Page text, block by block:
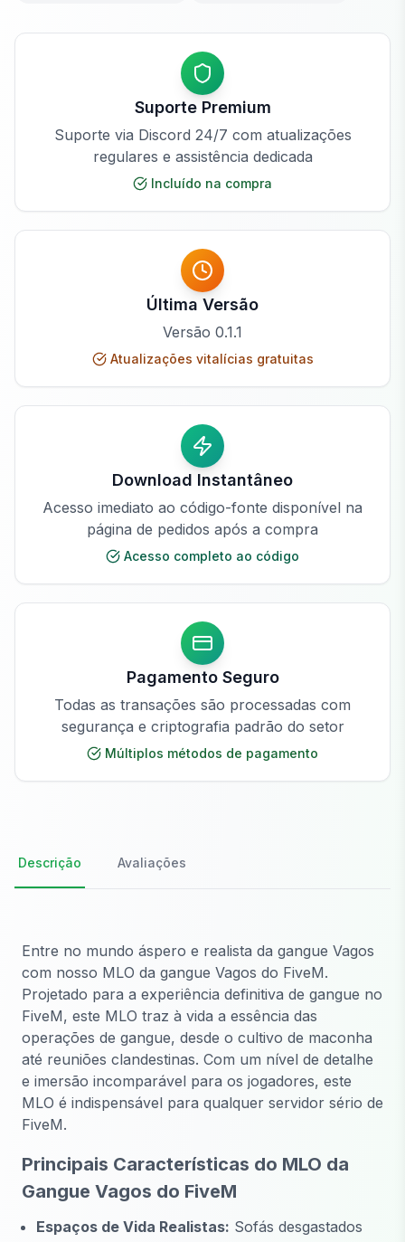
Suporte Premium
Suporte via Discord 24/7 com atualizações
regulares e assistência dedicada
Incluído na compra
Última Versão
Versão 0.1.1
Atualizações vitalícias gratuitas
Download Instantâneo
Acesso imediato ao código-fonte disponível na
página de pedidos após a compra
Acesso completo ao código
Pagamento Seguro
Todas as transações são processadas com
segurança e criptografia padrão do setor
Múltiplos métodos de pagamento
Descrição Avaliações
Entre no mundo áspero e realista da gangue Vagos
com nosso MLO da gangue Vagos do FiveM.
Projetado para a experiência definitiva de gangue no
FiveM, este MLO traz à vida a essência das
operações de gangue, desde o cultivo de maconha
até reuniões clandestinas. Com um nível de detalhe
e imersão incomparável para os jogadores, este
MLO é indispensável para qualquer servidor sério de
FiveM.
Principais Características do MLO da
Gangue Vagos do FiveM
Espaços de Vida Realistas: Sofás desgastados